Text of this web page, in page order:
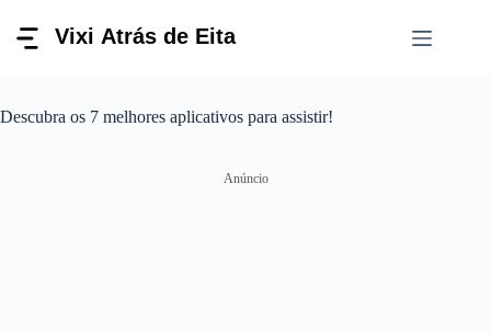
para
Descubra os 7 melhores aplicativos para assistir!
Anúncio